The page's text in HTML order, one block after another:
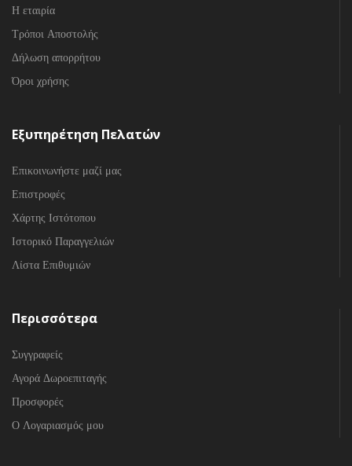
Η εταιρία
Τρόποι Αποστολής
Δήλωση απορρήτου
Όροι χρήσης
Εξυπηρέτηση Πελατών
Επικοινωνήστε μαζί μας
Επιστροφές
Χάρτης Ιστότοπου
Ιστορικό Παραγγελιών
Λίστα Επιθυμιών
Περισσότερα
Συγγραφείς
Αγορά Δωροεπιταγής
Προσφορές
Ο Λογαριασμός μου